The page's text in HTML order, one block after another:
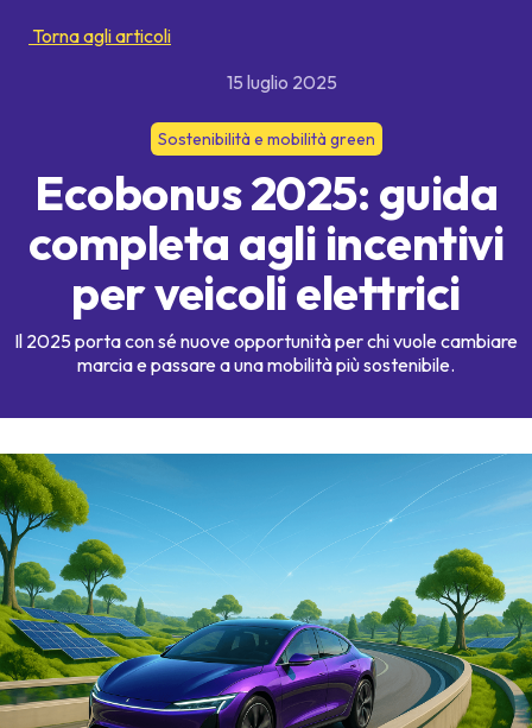
Torna agli articoli
15 luglio 2025
Sostenibilità e mobilità green
Ecobonus 2025: guida
completa agli incentivi
per veicoli elettrici
Il 2025 porta con sé nuove opportunità per chi vuole cambiare
marcia e passare a una mobilità più sostenibile.